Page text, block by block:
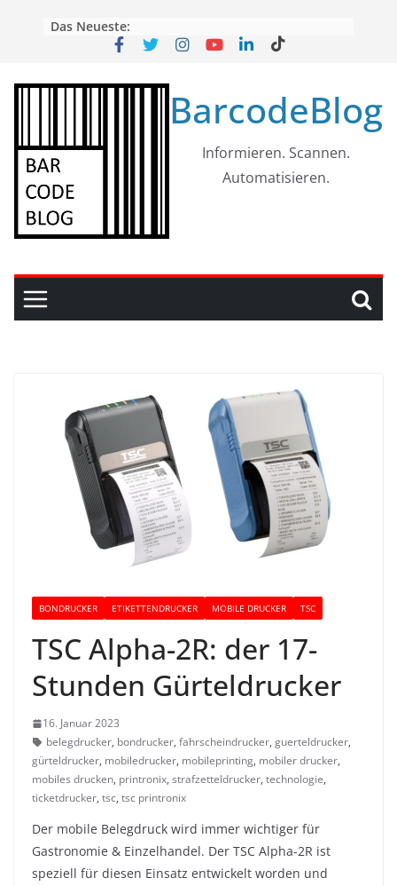
Das Neueste:
BarcodeBlog
Informieren. Scannen.
Automatisieren.
BONDRUCKER ETIKETTENDRUCKER MOBILE DRUCKER TSC
TSC Alpha-2R: der 17-
Stunden Gürteldrucker
16. Januar 2023
belegdrucker, bondrucker, fahrscheindrucker, guerteldrucker,
gürteldrucker, mobiledrucker, mobileprinting, mobiler drucker,
mobiles drucken, printronix, strafzetteldrucker, technologie,
ticketdrucker, tsc, tsc printronix
Der mobile Belegdruck wird immer wichtiger für
Gastronomie & Einzelhandel. Der TSC Alpha-2R ist
speziell für diesen Einsatz entwickelt worden und